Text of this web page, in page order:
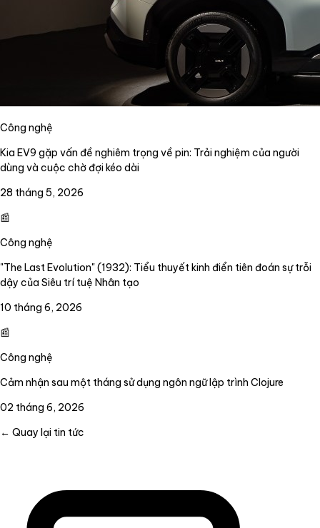
Công nghệ
Kia EV9 gặp vấn đề nghiêm trọng về pin: Trải nghiệm của người
dùng và cuộc chờ đợi kéo dài
28 tháng 5, 2026
📰
Công nghệ
"The Last Evolution" (1932): Tiểu thuyết kinh điển tiên đoán sự trỗi
dậy của Siêu trí tuệ Nhân tạo
10 tháng 6, 2026
📰
Công nghệ
Cảm nhận sau một tháng sử dụng ngôn ngữ lập trình Clojure
02 tháng 6, 2026
← Quay lại tin tức